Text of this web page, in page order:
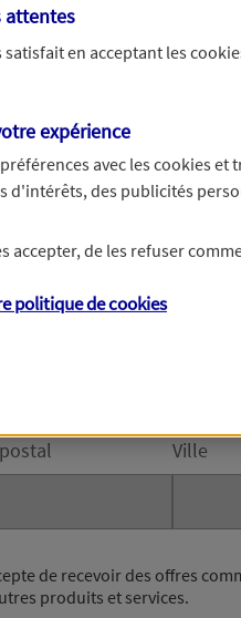
de téléphone et votre email
domicile
Ville
de recevoir des offres
produits et services.
attentes
en acceptant les
expérience
avec lescookies et
d'intérêts, des publicités
accepter, de les refuser
politique decookies